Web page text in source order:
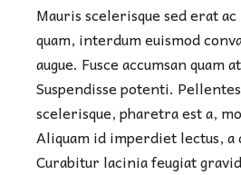
Mauris scelerisque sed erat
quam, interdum euismod
augue. Fusce accumsan quam
Suspendisse potenti.
scelerisque, pharetra est a,
Aliquam id imperdiet lectus, a
Curabitur lacinia feugiat